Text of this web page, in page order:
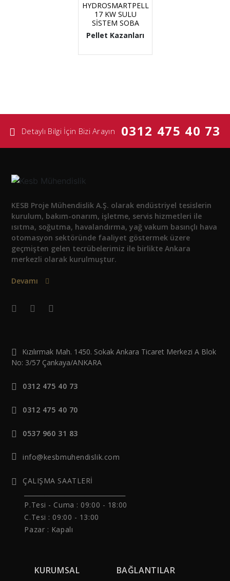
HYDROSMARTPELL
17 KW SULU
SİSTEM SOBA
Pellet Kazanları
Detaylı Bilgi İçin Bizi Arayın 0312 475 40 73
KESB Proje Mühendislik A.Ş. olarak endüstriyel tesislerin
kurulum, bakım-onarım, işletme, servis hizmetleri ile
ısıtma, soğutma, havalandırma, yağ vakum basınçlı hava
otomasyon sektöründe faaliyet göstermek üzere
geçmişten gelen tecrübelerimiz ile birlikte Ankara
merkezli olarak kurulmuştur.
Devamı
Kızılırmak Mah. 1450. Sokak Ankara Ticaret Merkezi A Blok
No: 3/57 Çankaya/ANKARA
0312 475 40 73
0312 475 40 70
0537 960 31 83
info@kesbmuhendislik.com
ÇALIŞMA SAATLERİ
P.Tesi - Cuma : 09:00 - 18:00
C.Tesi : 09:00 - 13:00
Pazar : Kapalı
KURUMSAL BAĞLANTILAR